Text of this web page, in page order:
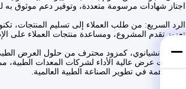
اجتاز شهادات مرسومة متعددة، وتوفير دعم موثوق به
الرد السريع: من طلب العملاء إلى تسليم المنتجات،
تعزيز تقدم المشروع، ومساعدة منتجات العملاء على
تقنية تيانشيانوي، كمزود محترف من حلول العرض
ومنتجات عرض عالية الأداء لشركات المعدات الطبية،
والمساهمة في تطوير الصناعة الطبية العالمية.